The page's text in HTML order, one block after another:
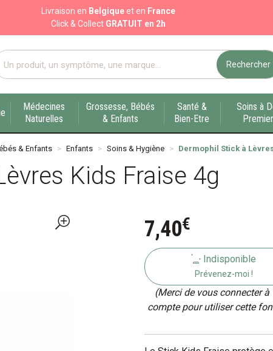
Livraison en Belgique et en France
Click & Collect GRATUIT en 2h
pharmacie en ligne à votre service sur Liège
Rechercher
Médecines
Naturelles
Grossesse, Bébés
& Enfants
Santé &
Bien-Etre
Soins à
& Enfants Enfants Soins & Hygiène Dermophil Stick à
Kids Fraise 4g
7,40€
Indisponible
Prévenez-moi !
(Merci de vous connecter à
compte pour utiliser cette